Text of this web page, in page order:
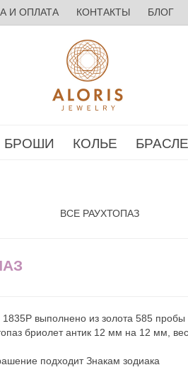
И ОПЛАТА КОНТАКТЫ БЛОГ
БРОШИ КОЛЬЕ
ВСЕ РАУХТОПАЗ
1835Р выполнено из золота 585
бриолет антик 12 мм на 12 мм,
подходит Знакам зодиака